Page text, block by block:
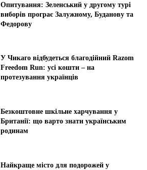
Опитування: Зеленський у другому турі
виборів програє Залужному, Буданову та
Федорову
У Чикаго відбудеться благодійний Razom
Freedom Run: усі кошти – на
протезування українців
Безкоштовне шкільне харчування у
Британії: що варто знати українським
родинам
Найкраще місто для подорожей у